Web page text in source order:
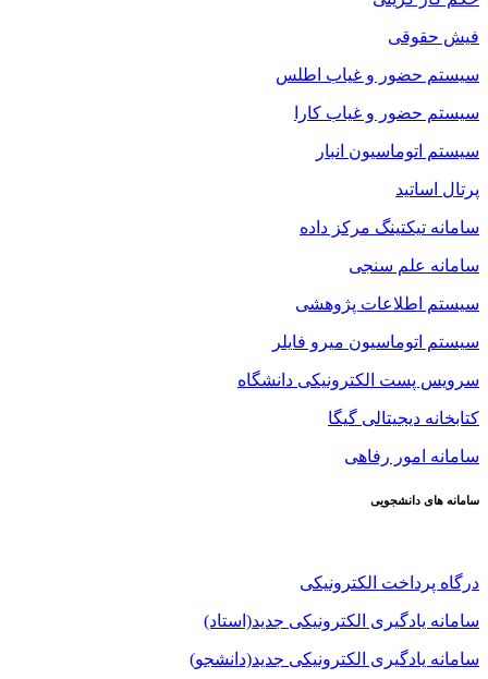
فیش حقوقی
سیستم حضور و غیاب اطلس
سیستم حضور و غیاب کارا
سیستم اتوماسیون انبار
پرتال اساتید
سامانه تیکتینگ مرکز داده
سامانه علم سنجی
سیستم اطلاعات پژوهشی
سیستم اتوماسیون میرو فایلر
سرویس پست الکترونیکی دانشگاه
کتابخانه دیجیتالی گیگا
سامانه امور رفاهی
سامانه های دانشجویی
درگاه پرداخت الکترونیکی
سامانه یادگیری الکترونیکی جدید(استاد)
سامانه یادگیری الکترونیکی جدید(دانشجو)